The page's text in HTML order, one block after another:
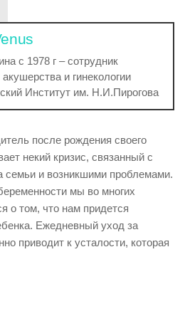
с 1978 г – сотрудник
и гинекологии
Институт им. Н.И.Пирогова
после рождения своего
некий кризис, связанный с
семьи и возникшими проблемами.
мы во многих
о том, что нам придется
Ежедневный уход за
приводит к усталости, которая